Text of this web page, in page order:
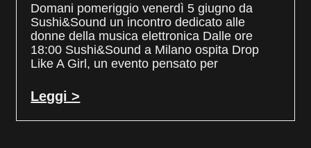
Domani pomeriggio venerdì 5 giugno da
Sushi&Sound un incontro dedicato alle
donne della musica elettronica Dalle ore
18:00 Sushi&Sound a Milano ospita Drop
Like A Girl, un evento pensato per
Leggi >